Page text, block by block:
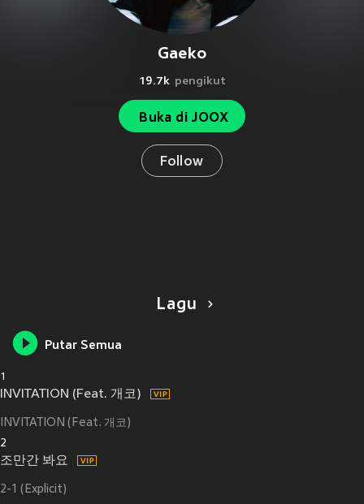
Gaeko
19.7k pengikut
Buka di JOOX
Follow
Lagu
Putar Semua
1
INVITATION (Feat. 개코)
INVITATION (Feat. 개코)
2
조만간 봐요
2-1 (Explicit)